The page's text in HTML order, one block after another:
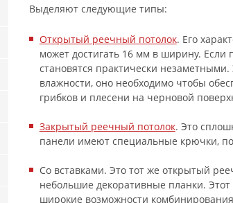
Выделяют следующие типы:
Открытый реечный потолок. Его
может достигать 16 мм в ширину. Если
становятся практически
влажности, оно необходимо чтобы
грибков и плесени на черновой
Закрытый реечный потолок. Это
панели имеют специальные крючки,
Со вставками. Это тот же открытый
небольшие декоративные планки.
широкие возможности